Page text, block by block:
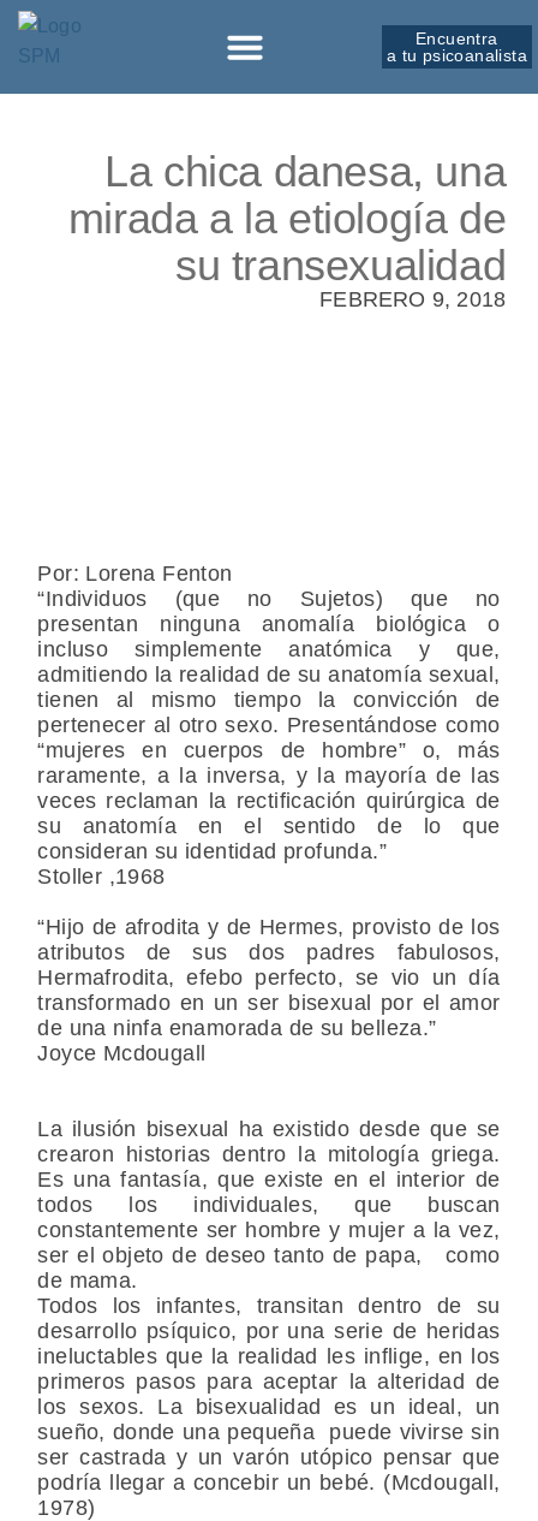
Encuentra
a tu psicoanalista
La chica danesa, una
mirada a la etiología de
su transexualidad
FEBRERO 9, 2018
Por: Lorena Fenton
“Individuos (que no Sujetos) que no
presentan ninguna anomalía biológica o
incluso simplemente anatómica y que,
admitiendo la realidad de su anatomía sexual,
tienen al mismo tiempo la convicción de
pertenecer al otro sexo. Presentándose como
“mujeres en cuerpos de hombre” o, más
raramente, a la inversa, y la mayoría de las
veces reclaman la rectificación quirúrgica de
su anatomía en el sentido de lo que
consideran su identidad profunda.”
Stoller ,1968
“Hijo de afrodita y de Hermes, provisto de los
atributos de sus dos padres fabulosos,
Hermafrodita, efebo perfecto, se vio un día
transformado en un ser bisexual por el amor
de una ninfa enamorada de su belleza.”
Joyce Mcdougall
La ilusión bisexual ha existido desde que se
crearon historias dentro la mitología griega.
Es una fantasía, que existe en el interior de
todos los individuales, que buscan
constantemente ser hombre y mujer a la vez,
ser el objeto de deseo tanto de papa, como
de mama.
Todos los infantes, transitan dentro de su
desarrollo psíquico, por una serie de heridas
ineluctables que la realidad les inflige, en los
primeros pasos para aceptar la alteridad de
los sexos. La bisexualidad es un ideal, un
sueño, donde una pequeña puede vivirse sin
ser castrada y un varón utópico pensar que
podría llegar a concebir un bebé. (Mcdougall,
1978)